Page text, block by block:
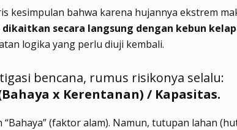
kesimpulan bahwa karena hujannya ekstrem
secara langsung dengan kebun
logika yang perlu diuji kembali.
bencana, rumus risikonya selalu:
x Kerentanan) / Kapasitas.
“Bahaya” (faktor alam). Namun, tutupan lahan